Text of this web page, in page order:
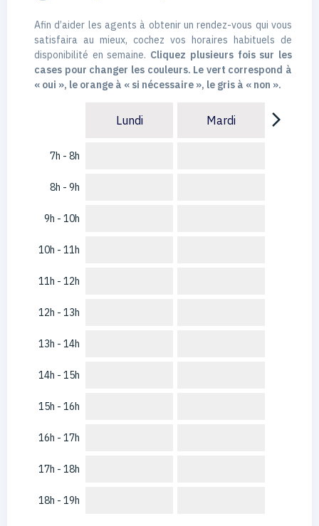
Afin d’aider les agents à obtenir un rendez-vous qui vous
satisfaira au mieux, cochez vos horaires habituels de
disponibilité en semaine. Cliquez plusieurs fois sur les
cases pour changer les couleurs. Le vert correspond à
« oui », le orange à « si nécessaire », le gris à « non ».
7h - 8h
8h - 9h
9h - 10h
10h - 11h
11h - 12h
12h - 13h
13h - 14h
14h - 15h
15h - 16h
16h - 17h
17h - 18h
18h - 19h
Lundi Mardi arrow_forward_ios